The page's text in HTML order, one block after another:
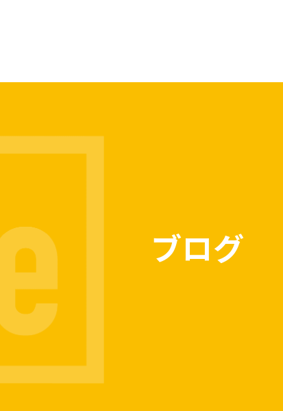
ブログ